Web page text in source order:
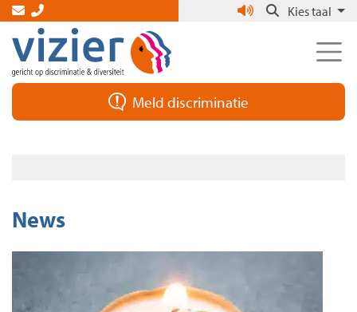
Skip
the
content
Kies taal
Meld discriminatie
News